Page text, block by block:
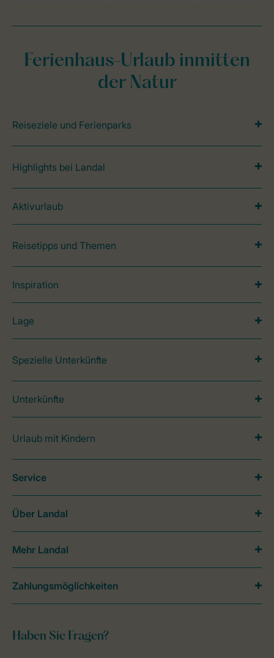
Ferienhaus-Urlaub inmitten
der Natur
Reiseziele und Ferienparks
Highlights bei Landal
Aktivurlaub
Reisetipps und Themen
Inspiration
Lage
Spezielle Unterkünfte
Unterkünfte
Urlaub mit Kindern
Haben Sie Fragen?
Service
Über Landal
Mehr Landal
Zahlungsmöglichkeiten